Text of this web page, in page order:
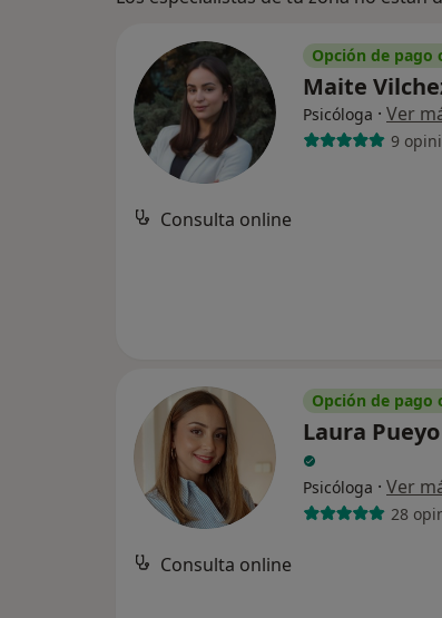
Opción de pago
Maite
Psicóloga · Ver
9
Consulta online
Opción de pago
Laura
Psicóloga · Ver
28
Consulta online